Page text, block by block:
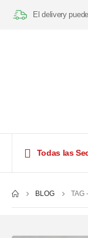
El delivery
Todas las
BLOG TAG -